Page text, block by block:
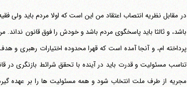
در مقابل نظریه انتصاب اعتقاد من این است که اولا مردم باید ولی
باشد، و ثالثا باید پاسخگوی مردم باشد و خودش را فوق قانون
تناسب مسئولیت و قدرت باید در آینده با تحقق شرائط بازنگری در
مجریه از طرف ملت انتخاب شود و همه مسئولیت ها را بر عهده